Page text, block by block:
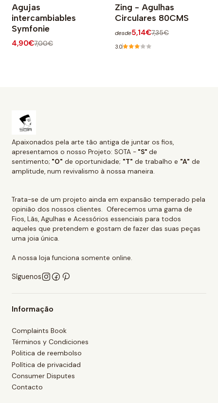
Agujas
intercambiables
Symfonie
4,90€7,00€
Zing - Agulhas
Circulares 80CMS
desde5,14€7,35€
3.0
Apaixonados pela arte tão antiga de juntar os fios,
apresentamos o nosso Projeto: SOTA - "S" de
sentimento; "O" de oportunidade; "T" de trabalho e "A" de
amplitude, num revivalismo à nossa maneira.
Trata-se de um projeto ainda em expansão temperado pela
opinião dos nossos clientes. Oferecemos uma gama de
Fios, Lãs, Agulhas e Acessórios essenciais para todos
aqueles que pretendem e gostam de fazer das suas peças
uma joia única.
A nossa loja funciona somente online.
Síguenos
Informação
Complaints Book
Términos y Condiciones
Politica de reembolso
Política de privacidad
Consumer Disputes
Contacto